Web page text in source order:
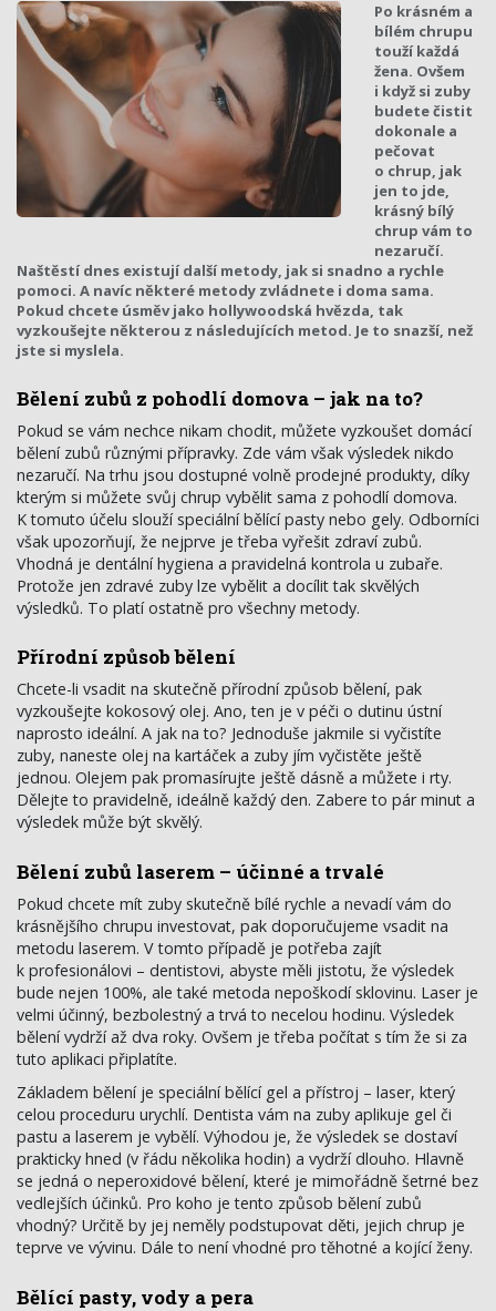
Po krásném a
bílém chrupu
touží každá
žena. Ovšem
i když si zuby
budete čistit
dokonale a
pečovat
o chrup, jak
jen to jde,
krásný bílý
chrup vám to
nezaručí.
Naštěstí dnes existují další metody, jak si snadno a rychle
pomoci. A navíc některé metody zvládnete i doma sama.
Pokud chcete úsměv jako hollywoodská hvězda, tak
vyzkoušejte některou z následujících metod. Je to snazší, než
jste si myslela.
Bělení zubů z pohodlí domova – jak na to?
Pokud se vám nechce nikam chodit, můžete vyzkoušet domácí
bělení zubů různými přípravky. Zde vám však výsledek nikdo
nezaručí. Na trhu jsou dostupné volně prodejné produkty, díky
kterým si můžete svůj chrup vybělit sama z pohodlí domova.
K tomuto účelu slouží speciální bělící pasty nebo gely. Odborníci
však upozorňují, že nejprve je třeba vyřešit zdraví zubů.
Vhodná je dentální hygiena a pravidelná kontrola u zubaře.
Protože jen zdravé zuby lze vybělit a docílit tak skvělých
výsledků. To platí ostatně pro všechny metody.
Přírodní způsob bělení
Chcete-li vsadit na skutečně přírodní způsob bělení, pak
vyzkoušejte kokosový olej. Ano, ten je v péči o dutinu ústní
naprosto ideální. A jak na to? Jednoduše jakmile si vyčistíte
zuby, naneste olej na kartáček a zuby jím vyčistěte ještě
jednou. Olejem pak promasírujte ještě dásně a můžete i rty.
Dělejte to pravidelně, ideálně každý den. Zabere to pár minut a
výsledek může být skvělý.
Bělení zubů laserem – účinné a trvalé
Pokud chcete mít zuby skutečně bílé rychle a nevadí vám do
krásnějšího chrupu investovat, pak doporučujeme vsadit na
metodu laserem. V tomto případě je potřeba zajít
k profesionálovi – dentistovi, abyste měli jistotu, že výsledek
bude nejen 100%, ale také metoda nepoškodí sklovinu. Laser je
velmi účinný, bezbolestný a trvá to necelou hodinu. Výsledek
bělení vydrží až dva roky. Ovšem je třeba počítat s tím že si za
tuto aplikaci připlatíte.
Základem bělení je speciální bělící gel a přístroj – laser, který
celou proceduru urychlí. Dentista vám na zuby aplikuje gel či
pastu a laserem je vybělí. Výhodou je, že výsledek se dostaví
prakticky hned (v řádu několika hodin) a vydrží dlouho. Hlavně
se jedná o neperoxidové bělení, které je mimořádně šetrné bez
vedlejších účinků. Pro koho je tento způsob bělení zubů
vhodný? Určitě by jej neměly podstupovat děti, jejich chrup je
teprve ve vývinu. Dále to není vhodné pro těhotné a kojící ženy.
Bělící pasty, vody a pera